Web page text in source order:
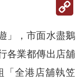
」，市面水盡鵝
各業都傳出店舖
「全港店舖執笠